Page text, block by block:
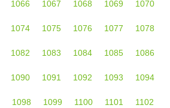
1066 1067 1068 1069 1070
1074 1075 1076 1077 1078
1082 1083 1084 1085 1086
1090 1091 1092 1093 1094
1098 1099 1100 1101 1102